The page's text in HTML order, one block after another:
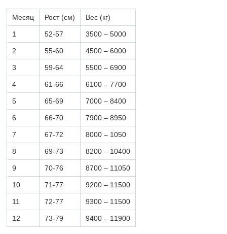
Месяц Рост (см) Вес (кг)
1 52-57 3500 – 5000
2 55-60 4500 – 6000
3 59-64 5500 – 6900
4 61-66 6100 – 7700
5 65-69 7000 – 8400
6 66-70 7900 – 8950
7 67-72 8000 – 1050
8 69-73 8200 – 10400
9 70-76 8700 – 11050
10 71-77 9200 – 11500
11 72-77 9300 – 11500
12 73-79 9400 – 11900